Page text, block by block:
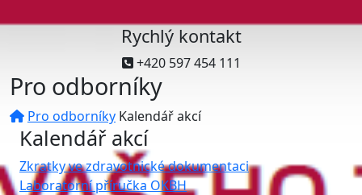
Rychlý kontakt
+420 597 454 111
Pro odborníky
Pro odborníky Kalendář akcí
Kalendář akcí
Zkratky ve zdravotnické dokumentaci
Laboratorní příručka OKBH